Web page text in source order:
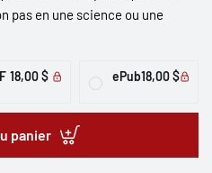
pas en une science ou une
18,00 $ ePub18,00 $
panier